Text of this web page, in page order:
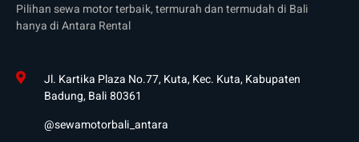
Pilihan sewa motor terbaik, termurah dan termudah di Bali
hanya di Antara Rental
Jl. Kartika Plaza No.77, Kuta, Kec. Kuta, Kabupaten
Badung, Bali 80361
@sewamotorbali_antara